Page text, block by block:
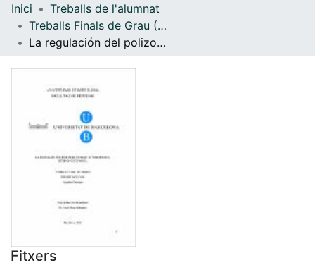
Navega per tot el DD
Inici
Treballs de l'alumnat
Treballs Finals de Grau (TFG) - Dret
La regulación del polizonaje a través del Derecho Español
Fitxers